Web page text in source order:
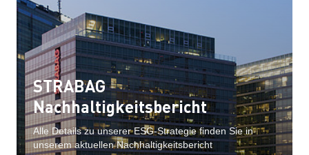
STRABAG
Nachhaltigkeitsbericht
Alle Details zu unserer ESG-Strategie finden Sie in
unserem aktuellen Nachhaltigkeitsbericht